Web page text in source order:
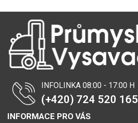
INFOLINKA 08:00 - 17:00 H
(+420) 724 520 165
INFORMACE PRO VÁS